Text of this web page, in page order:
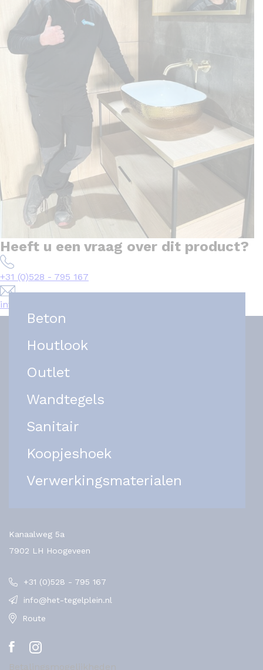
Heeft u een vraag over dit product?
+31 (0)528 - 795 167
info@het-tegelplein.nl
Beton
Houtlook
Outlet
Wandtegels
Sanitair
Koopjeshoek
Verwerkingsmaterialen
Kanaalweg 5a
7902 LH Hoogeveen
+31 (0)528 - 795 167
info@het-tegelplein.nl
Route